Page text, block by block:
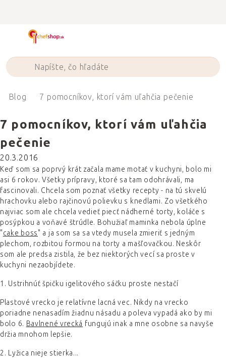
Blog 7 pomocníkov, ktorí vám uľahčia pečenie
7 pomocníkov, ktorí vám uľahčia
pečenie
20.3.2016
Keď som sa poprvý krát začala mame motať v kuchyni, bolo mi
asi 6 rokov. Všetky prípravy, ktoré sa tam odohrávali, ma
fascinovali. Chcela som poznať všetky recepty - na tú skvelú
hrachovku alebo rajčinovú polievku s knedlami. Zo všetkého
najviac som ale chcela vedieť piecť nádherné torty, koláče s
posýpkou a voňavé štrúdle. Bohužiaľ maminka nebola úplne
"cake boss" a ja som sa sa vtedy musela zmieriť s jedným
plechom, rozbitou formou na torty a mašľovačkou. Neskôr
som ale predsa zistila, že bez niektorých vecí sa proste v
kuchyni nezaobjídete.
1. Ustrihnúť špičku igelitového sáčku proste nestačí
Plastové vrecko je relatívne lacná vec. Nikdy na vrecko
poriadne nenasadím žiadnu násadu a poleva vypadá ako by mi
bolo 6. Bavlnené vrecká fungujú inak a mne osobne sa navyše
držia mnohom lepšie.
2. Lyžica nieje stierka...